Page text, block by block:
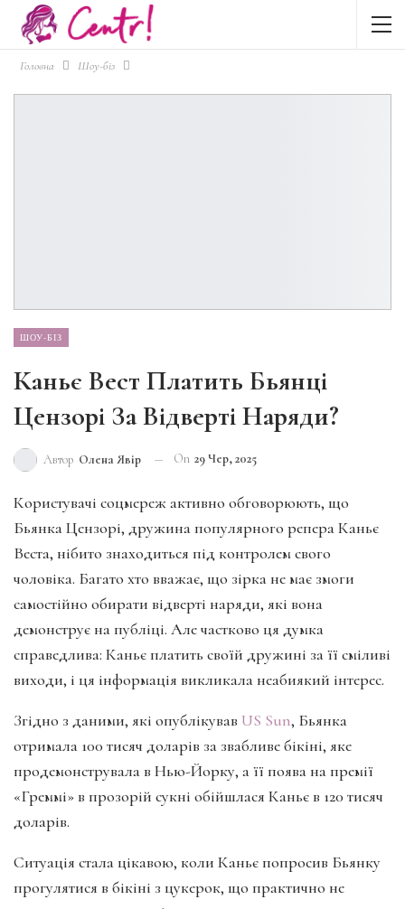
Головна Шоу-біз
ШОУ-БІЗ
Каньє Вест Платить Бьянці
Цензорі За Відверті Наряди?
Автор Олена Явір On 29 Чер, 2025
Користувачі соцмереж активно обговорюють, що
Бьянка Цензорі, дружина популярного репера Каньє
Веста, нібито знаходиться під контролем свого
чоловіка. Багато хто вважає, що зірка не має змоги
самостійно обирати відверті наряди, які вона
демонструє на публіці. Але частково ця думка
справедлива: Каньє платить своїй дружині за її сміливі
виходи, і ця інформація викликала неабиякий інтерес.
Згідно з даними, які опублікував US Sun, Бьянка
отримала 100 тисяч доларів за звабливе бікіні, яке
продемонструвала в Нью-Йорку, а її поява на премії
«Греммі» в прозорій сукні обійшлася Каньє в 120 тисяч
доларів.
Ситуація стала цікавою, коли Каньє попросив Бьянку
прогулятися в бікіні з цукерок, що практично не